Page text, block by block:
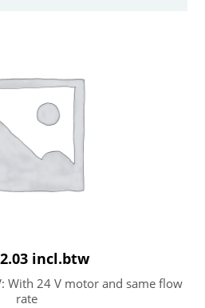
incl.btw
With 24 V motor and same flow
rate